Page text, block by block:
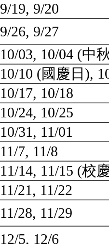
9/19, 9/20
9/26, 9/27
10/03, 10/04 (中
10/10 (國慶日),
10/17, 10/18
10/24, 10/25
10/31, 11/01
11/7, 11/8
11/14, 11/15 (校
11/21, 11/22
11/28, 11/29
12/5, 12/6